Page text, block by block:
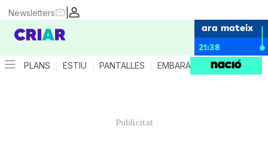
|
Newsletters
ara mateix
21:38
PLANS ESTIU PANTALLES EMBARÀS CRIANÇA